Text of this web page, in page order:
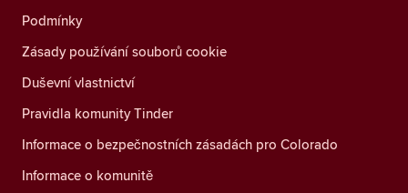
Podmínky
Zásady používání souborů cookie
Duševní vlastnictví
Pravidla komunity Tinder
Informace o bezpečnostních zásadách pro Colorado
Informace o komunitě